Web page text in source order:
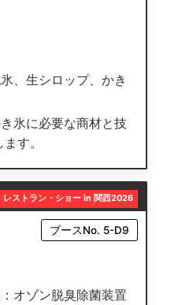
、生シロップ、かき
氷に必要な商材と技
す。
レストラン・ショー in 関西2026
ブースNo. 5-D9
オゾン脱臭除菌装置